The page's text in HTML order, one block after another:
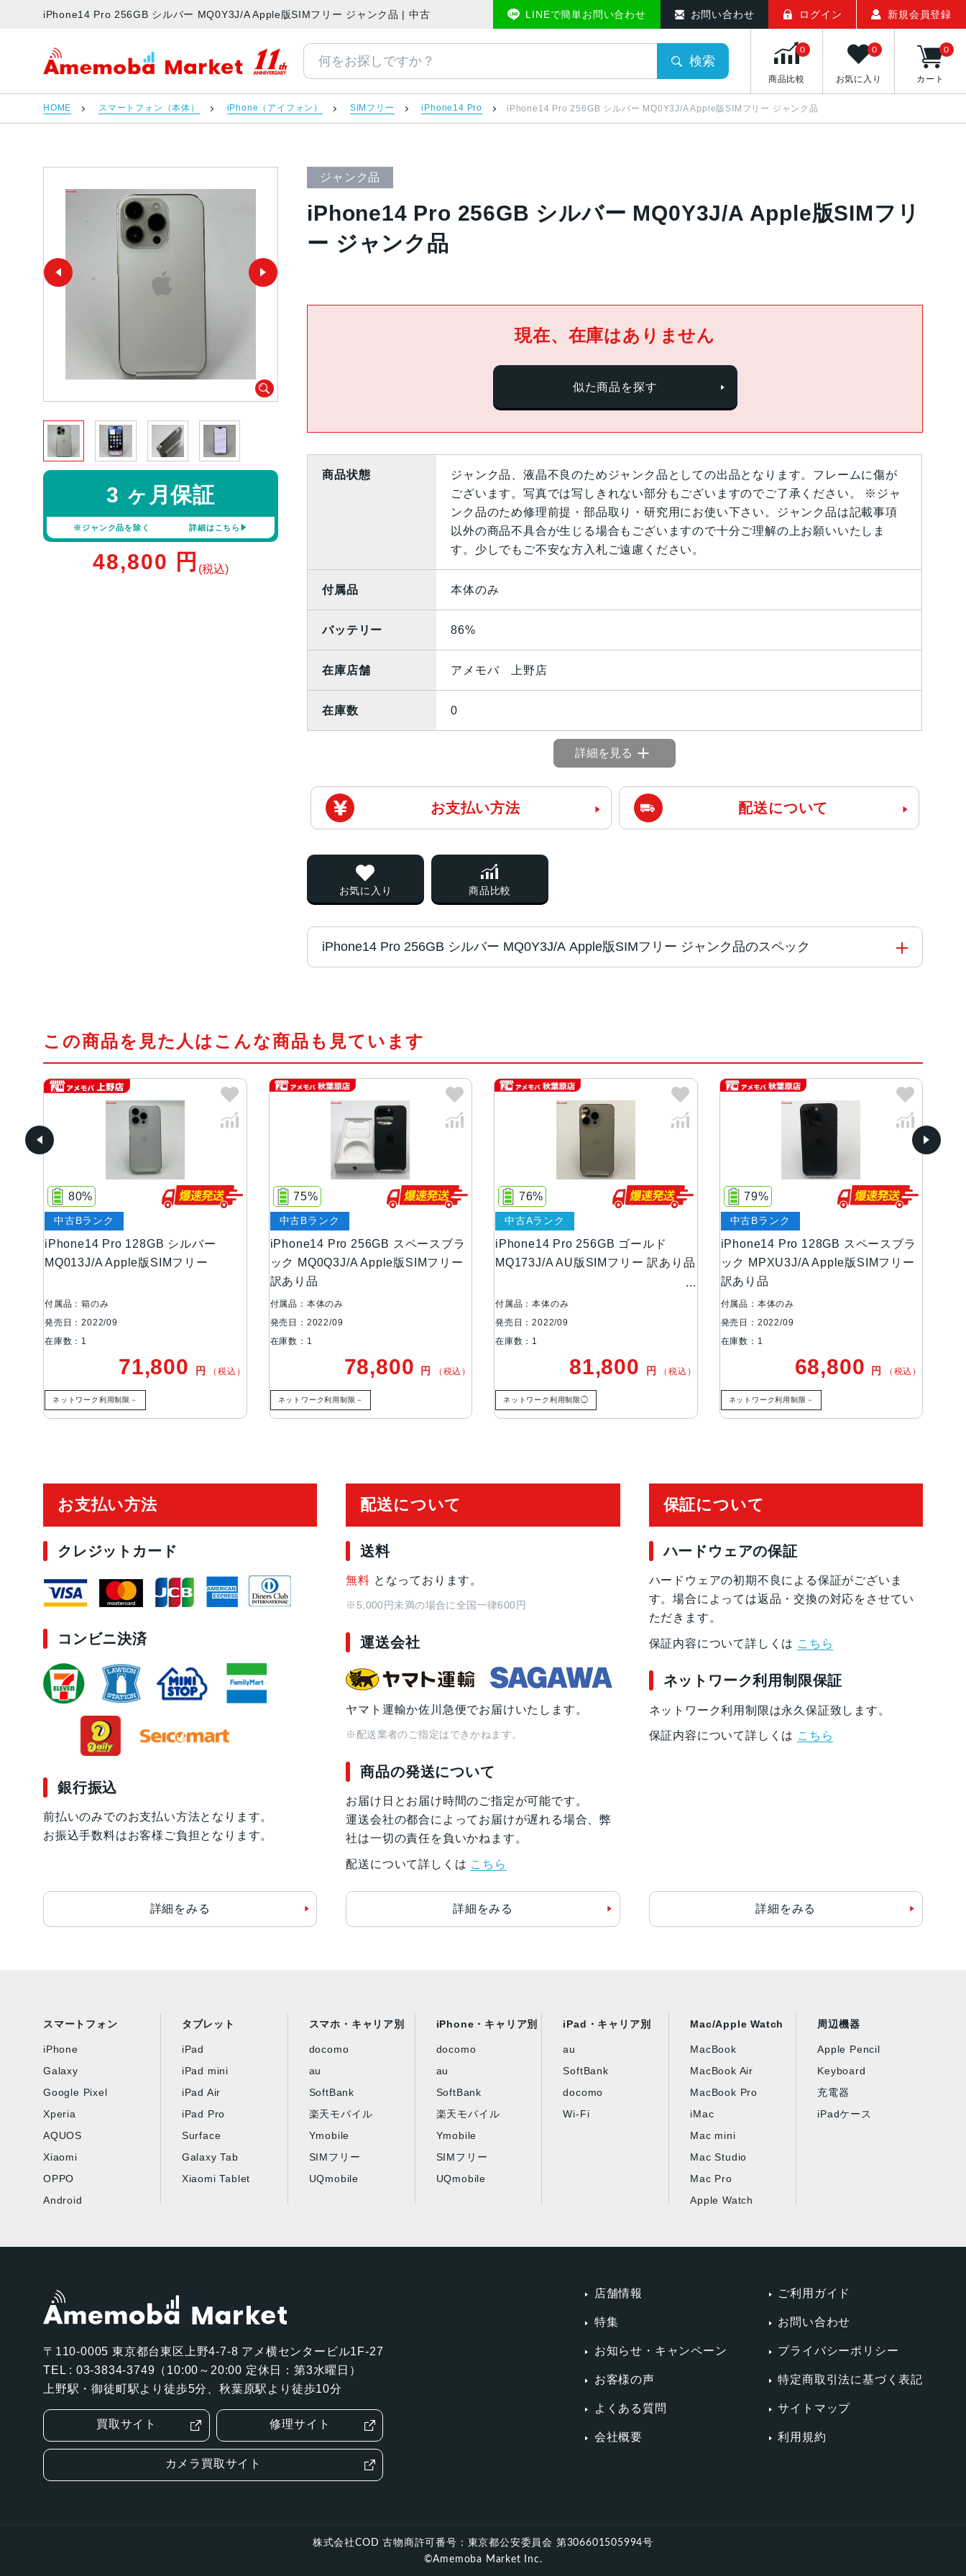
iPhone14 Pro 256GB シルバー MQ0Y3J/A Apple版SIMフリー ジャンク品 | 中古スマホ販売のアメモバマーケット
LINEで簡単お問い合わせ お問い合わせ ログイン 新規会員登録
アメモバマーケット
検索
商品比較
0
お気に入り
0
カート
0
HOME スマートフォン（本体） iPhone（アイフォン） SIMフリー iPhone14 Pro iPhone14 Pro 256GB シルバー MQ0Y3J/A Apple版SIMフリー ジャンク品
ジャンク品
iPhone14 Pro 256GB シルバー MQ0Y3J/A Apple版SIMフリ
ー ジャンク品
3 ヶ月保証
※ジャンク品を除く 詳細はこちら
48,800 円 (税込)
現在、在庫はありません
似た商品を探す
商品状態
ジャンク品、液晶不良のためジャンク品としての出品となります。フレームに傷が
ございます。写真では写しきれない部分もございますのでご了承ください。 ※ジャ
ンク品のため修理前提・部品取り・研究用にお使い下さい。ジャンク品は記載事項
以外の商品不具合が生じる場合もございますので十分ご理解の上お願いいたしま
す。少しでもご不安な方入札ご遠慮ください。
付属品 本体のみ
バッテリー 86%
在庫店舗 アメモバ 上野店
在庫数 0
詳細を見る
お支払い方法 配送について
お気に入り 商品比較
iPhone14 Pro 256GB シルバー MQ0Y3J/A Apple版SIMフリー ジャンク品のスペック
カラー スペースブラック、シルバー、ゴールド、ディープパープル
容量 128GB、256GB、512GB、1TB
サイズ・重さ 147.5×71.5×7.85mm ・206g
液晶 6.1インチ（対角）オールスクリーンOLEDディスプレイ
防沫性能、耐水性
能、防塵性能
IEC規格60529にもとづくIP68等級（最大水深6メートルで最大30分間）
48MPメイン：24mm、ƒ/1.78絞り値、第2世代のセンサーシフト光学式手ぶれ補
正、7枚構成のレンズ、100% Focus Pixels12MP超広角：13mm、ƒ/2.2絞り値と12
0°視野角、6枚構成のレンズ、100% Focus Pixels12MPの2倍望遠（クアッドピク
セルセンサーを活用）：48mm、ƒ/1.78絞り値、第2世代のセンサーシフト光学式手
絞り値、光学式手ぶれ補正、6枚構成のレンズ3倍の光学ズームイン、2倍の光学ズー
ムアウト、6倍の光学ズームレンジ、最大15倍のデジタルズーム
2022年9月16日
この商品を見た人はこんな商品も見ています
iPhone14 Pro 128GB シルバー
MQ013J/A Apple版SIMフリー
80%
中古Bランク
付属品：箱のみ
発売日：2022/09
在庫数：1
71,800 円 （税込）
ネットワーク利用制限－
iPhone14 Pro 256GB スペースブラ
ック MQ0Q3J/A Apple版SIMフリー
訳あり品
75%
中古Bランク
付属品：本体のみ
発売日：2022/09
在庫数：1
78,800 円 （税込）
ネットワーク利用制限－
iPhone14 Pro 256GB ゴールド
MQ173J/A AU版SIMフリー 訳あり品
76%
中古Aランク
付属品：本体のみ
発売日：2022/09
在庫数：1
81,800 円 （税込）
ネットワーク利用制限◯
iPhone14 Pro 128GB スペースブラ
ック MPXU3J/A Apple版SIMフリー
訳あり品
79%
中古Bランク
付属品：本体のみ
発売日：2022/09
在庫数：1
68,800 円 （税込）
ネットワーク利用制限－
お支払い方法
クレジットカード
コンビニ決済
銀行振込
前払いのみでのお支払い方法となります。
お振込手数料はお客様ご負担となります。
詳細をみる
配送について
送料
無料 となっております。
※5,000円未満の場合に全国一律600円
運送会社
ヤマト運輸か佐川急便でお届けいたします。
※配送業者のご指定はできかねます。
商品の発送について
お届け日とお届け時間のご指定が可能です。
運送会社の都合によってお届けが遅れる場合、弊
社は一切の責任を負いかねます。
配送について詳しくは こちら
詳細をみる
保証について
ハードウェアの保証
ハードウェアの初期不良による保証がございま
す。場合によっては返品・交換の対応をさせてい
ただきます。
保証内容について詳しくは こちら
ネットワーク利用制限保証
ネットワーク利用制限は永久保証致します。
保証内容について詳しくは こちら
詳細をみる
スマートフォン
iPhone
Galaxy
Google Pixel
Xperia
AQUOS
Xiaomi
OPPO
Android
タブレット
iPad
iPad mini
iPad Air
iPad Pro
Surface
Galaxy Tab
Xiaomi Tablet
スマホ・キャリア別
docomo
au
SoftBank
楽天モバイル
Ymobile
SIMフリー
UQmobile
iPhone・キャリア別
docomo
au
SoftBank
楽天モバイル
Ymobile
SIMフリー
UQmobile
iPad・キャリア別
au
SoftBank
docomo
Wi-Fi
Mac/Apple Watch
MacBook
MacBook Air
MacBook Pro
iMac
Mac mini
Mac Studio
Mac Pro
Apple Watch
周辺機器
Apple Pencil
Keyboard
充電器
iPadケース
〒110-0005 東京都台東区上野4-7-8 アメ横センタービル1F-27
TEL : 03-3834-3749（10:00～20:00 定休日：第3水曜日）
上野駅・御徒町駅より徒歩5分、秋葉原駅より徒歩10分
買取サイト 修理サイト
カメラ買取サイト
店舗情報
特集
お知らせ・キャンペーン
お客様の声
よくある質問
会社概要
ご利用ガイド
お問い合わせ
プライバシーポリシー
特定商取引法に基づく表記
サイトマップ
利用規約
株式会社COD 古物商許可番号：東京都公安委員会 第306601505994号
©Amemoba Market Inc.